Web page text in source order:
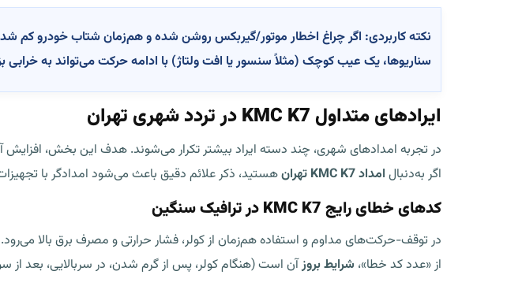
نکته کاربردی: اگر چراغ اخطار موتور/گیربکس روشن شده و هم‌زمان شتاب خودرو کم شده
سناریوها، یک عیب کوچک (مثلاً سنسور یا افت ولتاژ) با ادامه حرکت می‌تواند به خرابی
ایرادهای متداول KMC K7 در تردد شهری تهران
در تجربه امدادهای شهری، چند دسته ایراد بیشتر تکرار می‌شوند. هدف این بخش،
اگر به‌دنبال امداد KMC K7 تهران هستید، ذکر علائم دقیق باعث می‌شود امدادگر با
کدهای خطای رایج KMC K7 در ترافیک سنگین
در توقف-حرکت‌های مداوم و استفاده هم‌زمان از کولر، فشار حرارتی و مصرف برق بالا
از «عدد کد خطا»، شرایط بروزآن است (هنگام کولر، پس از گرم شدن، در سربالایی، بعد